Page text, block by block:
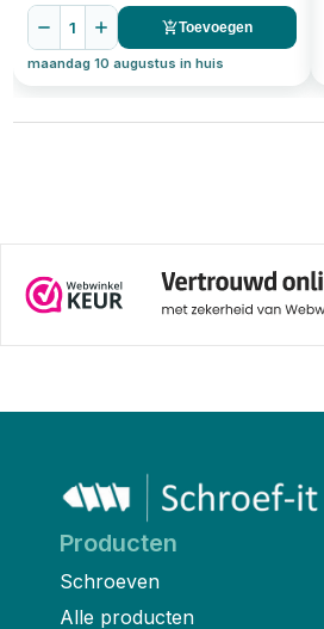
1 Toevoegen
maandag 10 augustus in huis
Producten
Schroeven
Alle producten